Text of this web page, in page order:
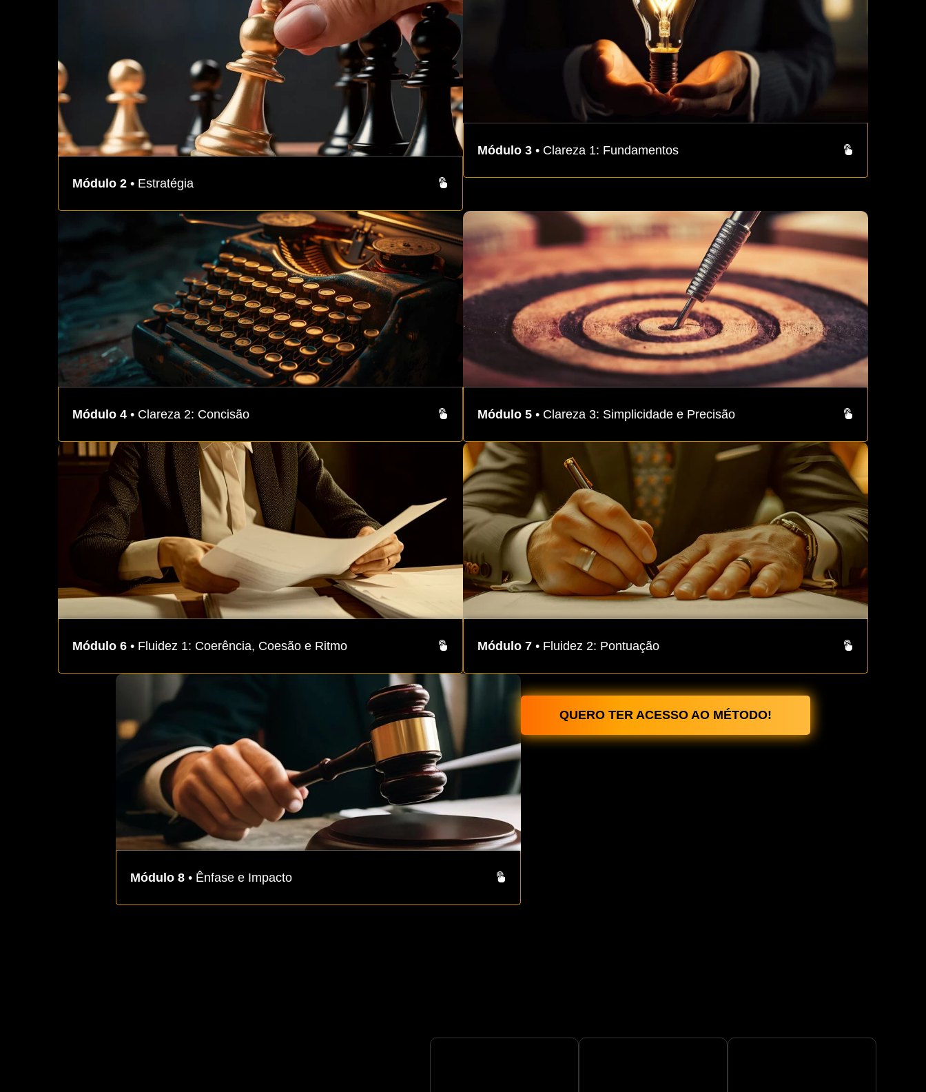
Módulo 2 • Estratégia
Módulo 3 • Clareza 1: Fundamentos
Módulo 4 • Clareza 2: Concisão Módulo 5 • Clareza 3: Simplicidade e Precisão
Módulo 6 • Fluidez 1: Coerência, Coesão e Ritmo Módulo 7 • Fluidez 2: Pontuação
Módulo 8 • Ênfase e Impacto
QUERO TER ACESSO AO MÉTODO!